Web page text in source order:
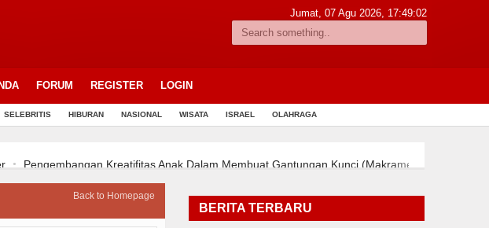
Jumat, 07 Agu 2026, 17:49:03
FORUM REGISTER LOGIN
SELEBRITIS HIBURAN NASIONAL WISATA ISRAEL OLAHRAGA
Pengembangan Kreatifitas Anak Dalam Membuat Gantungan Kunci (Makrame)
Meningkatkan Profit
Pemanfaatan Limbah Tali Tepatu Bekas Menjadi Gantungan Kunci
Panduan Menentukan Gaya Fotografi Pernikahan di Bali
Meningkatkan Profit
Pemanfaatan Limbah Tali Tepatu Bekas Menjadi Gantungan Kunci
Back to Homepage
BERITA TERBARU